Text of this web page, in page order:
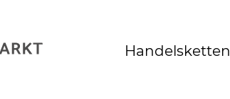
Handelsketten